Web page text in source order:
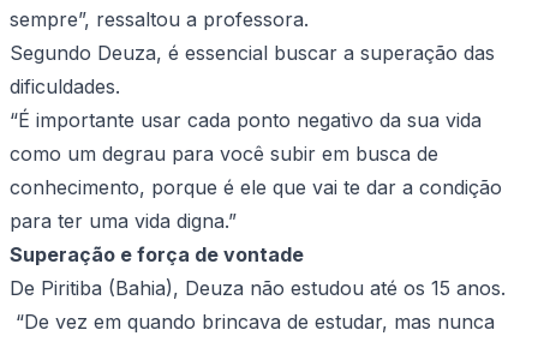
sempre”, ressaltou a professora.
Segundo Deuza, é essencial buscar a superação das
dificuldades.
“É importante usar cada ponto negativo da sua vida
como um degrau para você subir em busca de
conhecimento, porque é ele que vai te dar a condição
para ter uma vida digna.”
Superação e força de vontade
De Piritiba (Bahia), Deuza não estudou até os 15 anos.
“De vez em quando brincava de estudar, mas nunca